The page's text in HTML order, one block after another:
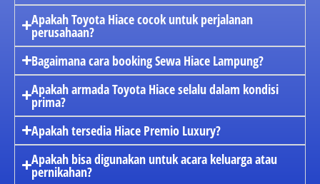
Apakah Toyota Hiace cocok untuk perjalanan
perusahaan?
Bagaimana cara booking Sewa Hiace Lampung?
Apakah armada Toyota Hiace selalu dalam kondisi
prima?
Apakah tersedia Hiace Premio Luxury?
Apakah bisa digunakan untuk acara keluarga atau
pernikahan?